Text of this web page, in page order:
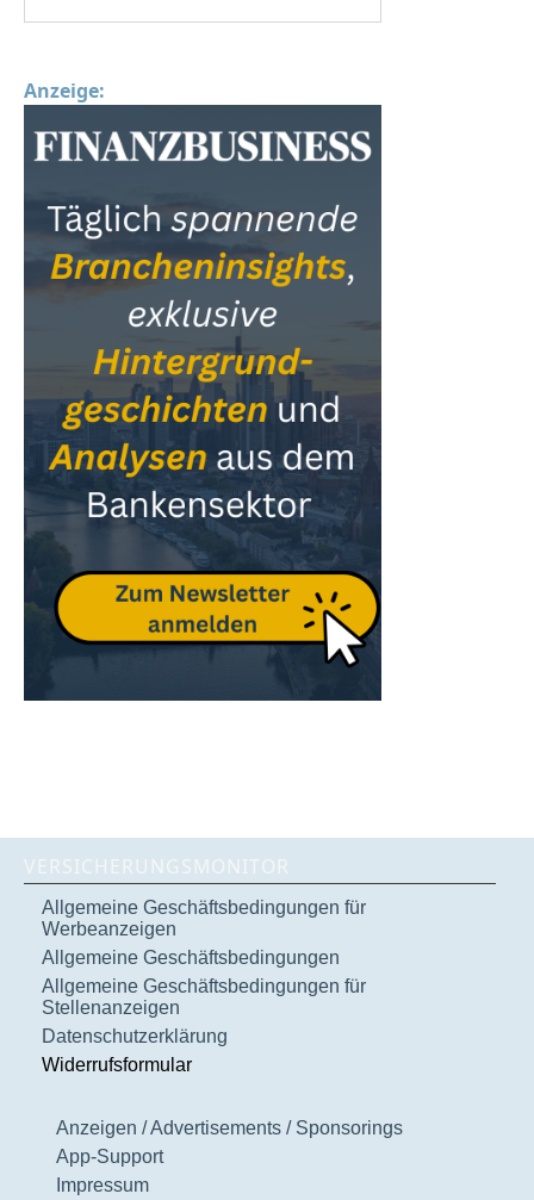
Anzeige:
VERSICHERUNGSMONITOR
Allgemeine Geschäftsbedingungen für
Werbeanzeigen
Allgemeine Geschäftsbedingungen
Allgemeine Geschäftsbedingungen für
Stellenanzeigen
Datenschutzerklärung
Widerrufsformular
Anzeigen / Advertisements / Sponsorings
App-Support
Impressum